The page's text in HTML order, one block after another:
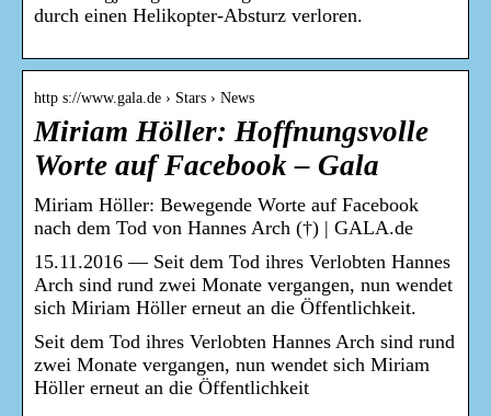
durch einen Helikopter-Absturz verloren.
http s://www.gala.de › Stars › News
Miriam Höller: Hoffnungsvolle
Worte auf Facebook – Gala
Miriam Höller: Bewegende Worte auf Facebook
nach dem Tod von Hannes Arch (†) | GALA.de
15.11.2016 — Seit dem Tod ihres Verlobten Hannes
Arch sind rund zwei Monate vergangen, nun wendet
sich Miriam Höller erneut an die Öffentlichkeit.
Seit dem Tod ihres Verlobten Hannes Arch sind rund
zwei Monate vergangen, nun wendet sich Miriam
Höller erneut an die Öffentlichkeit